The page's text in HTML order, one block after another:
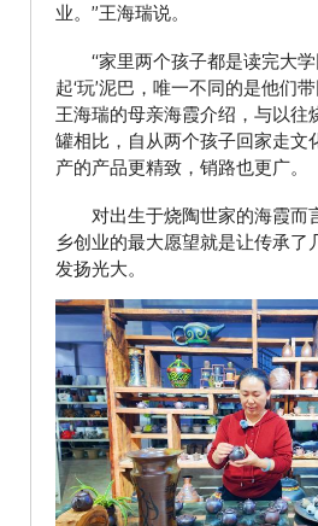
业。”王海瑞说。
“家里两个孩子都是读完大学
起‘玩’泥巴，唯一不同的是他们
王海瑞的母亲海霞介绍，与以往
罐相比，自从两个孩子回家走文
产的产品更精致，销路也更广。
对出生于烧陶世家的海霞而
乡创业的最大愿望就是让传承了
发扬光大。